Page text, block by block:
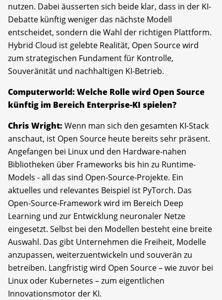
nutzen. Dabei äusserten sich beide klar, dass in der KI-
Debatte künftig weniger das nächste Modell
entscheidet, sondern die Wahl der richtigen Plattform.
Hybrid Cloud ist gelebte Realität, Open Source wird
zum strategischen Fundament für Kontrolle,
Souveränität und nachhaltigen KI-Betrieb.
Computerworld: Welche Rolle wird Open Source
künftig im Bereich Enterprise-KI spielen?
Chris Wright: Wenn man sich den gesamten KI-Stack
anschaut, ist Open Source heute bereits sehr präsent.
Angefangen bei Linux und den Hardware-nahen
Bibliotheken über Frameworks bis hin zu Runtime-
Models - all das sind Open-Source-Projekte. Ein
aktuelles und relevantes Beispiel ist PyTorch. Das
Open-Source-Framework wird im Bereich Deep
Learning und zur Entwicklung neuronaler Netze
eingesetzt. Selbst bei den Modellen besteht eine breite
Auswahl. Das gibt Unternehmen die Freiheit, Modelle
anzupassen, weiterzuentwickeln und souverän zu
betreiben. Langfristig wird Open Source – wie zuvor bei
Linux oder Kubernetes – zum eigentlichen
Innovationsmotor der KI.